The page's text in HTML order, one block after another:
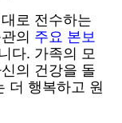
로 전수하는
의 주요 본보
다. 가족의 모
의 건강을 돌
더 행복하고 원